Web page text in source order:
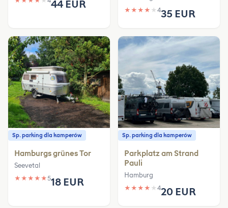
44 EUR ★ ★ ★ ★ ★ 435 EUR
Sp. parking dla kamperów
Hamburgs grünes Tor
Seevetal
★ ★ ★ ★ ★518 EUR
Sp. parking dla kamperów
Parkplatz am Strand
Pauli
Hamburg
★ ★ ★ ★ ★ 420 EUR